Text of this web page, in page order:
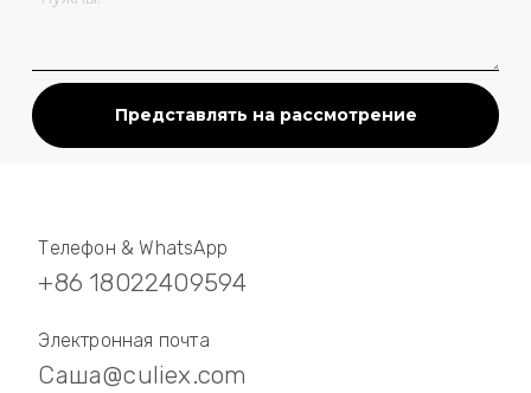
Представлять на рассмотрение
Телефон & WhatsApp
+86 18022409594
Электронная почта
Саша@culiex.com